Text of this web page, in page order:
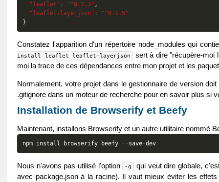
"leaflet" : "^0.7.3" ,
"leaflet-layerjson" :
"^0.1.5"
}
Constatez l'apparition d'un répertoire node_modules qui
install leaflet leaflet-layerjson
sert à dire "récupère-moi
moi la trace de ces dépendances entre mon projet et les
Normalement, votre projet dans le gestionnaire de version
.gitignore dans un moteur de recherche pour en savoir plus si
Installation de Browserify et Beefy
Maintenant, installons Browserify et un autre utilitaire nommé
npm install browserify beefy -- save-dev
Nous n'avons pas utilisé l'option -g
qui veut dire globale,
avec package.json à la racine). Il vaut mieux éviter les